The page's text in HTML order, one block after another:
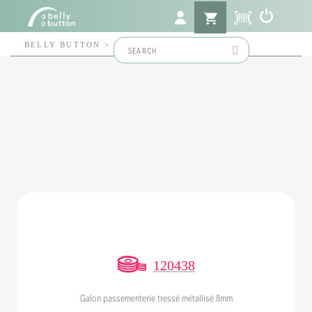
BELLY BUTTON >120438
120438
Galon passementerie tressé métallisé 8mm